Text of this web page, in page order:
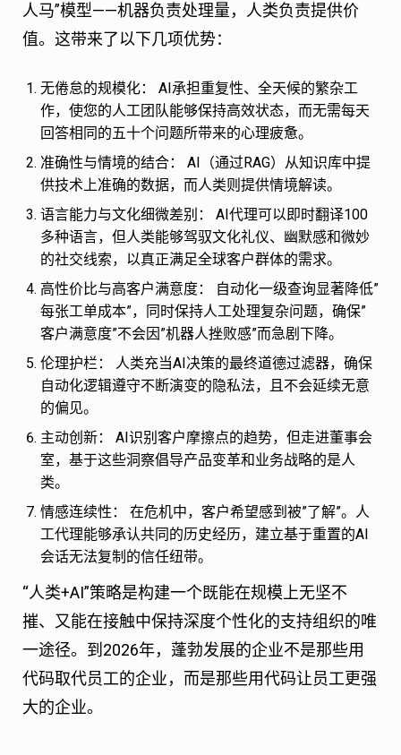
人马”模型——机器负责处理量，人类负责提供价
值。这带来了以下几项优势：
无倦怠的规模化：
AI承担重复性、全天候的繁杂工
作，使您的人工团队能够保持高效状态，而无需每天
回答相同的五十个问题所带来的心理疲惫。
准确性与情境的结合：
AI（通过RAG）从知识库中提
供技术上准确的数据，而人类则提供情境解读。
语言能力与文化细微差别：
AI代理可以即时翻译100
多种语言，但人类能够驾驭文化礼仪、幽默感和微妙
的社交线索，以真正满足全球客户群体的需求。
高性价比与高客户满意度：
自动化一级查询显著降低”
每张工单成本”，同时保持人工处理复杂问题，确保”
客户满意度”不会因”机器人挫败感”而急剧下降。
伦理护栏：
人类充当AI决策的最终道德过滤器，确保
自动化逻辑遵守不断演变的隐私法，且不会延续无意
的偏见。
主动创新：
AI识别客户摩擦点的趋势，但走进董事会
室，基于这些洞察倡导产品变革和业务战略的是人
类。
情感连续性：
在危机中，客户希望感到被”了解”。人
工代理能够承认共同的历史经历，建立基于重置的AI
会话无法复制的信任纽带。
“人类+AI”策略是构建一个既能在规模上无坚不
摧、又能在接触中保持深度个性化的支持组织的唯
一途径。到2026年，蓬勃发展的企业不是那些用
代码取代员工的企业，而是那些用代码让员工更强
大的企业。